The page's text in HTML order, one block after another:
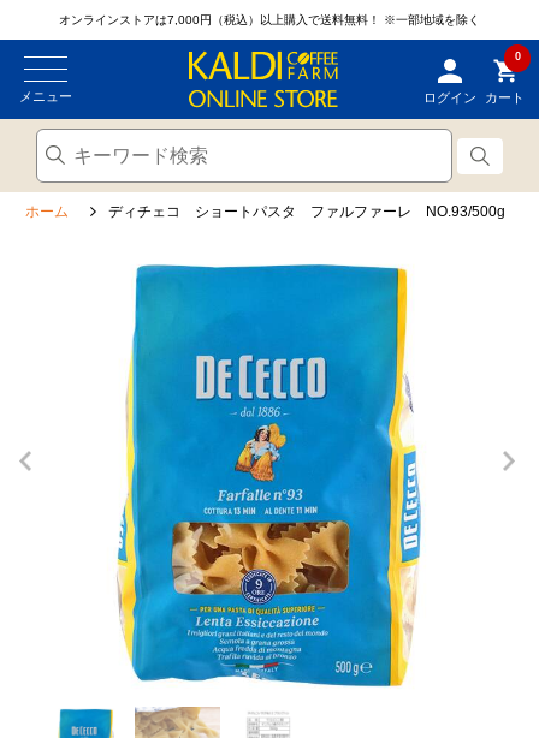
オンラインストアは7,000円（税込）以上購入で送料無料！ ※一部地域を除く
メニュー ログイン
0
カート
ホーム ディチェコ ショートパスタ ファルファーレ NO.93/500g